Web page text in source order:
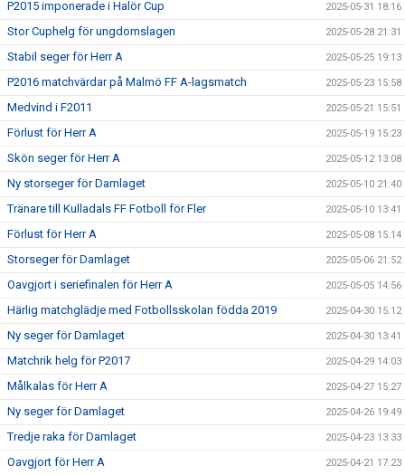
P2015 imponerade i Halör Cup 2025-05-31 18:16
Stor Cuphelg för ungdomslagen 2025-05-28 21:31
Stabil seger för Herr A 2025-05-25 19:13
P2016 matchvärdar på Malmö FF A-lagsmatch 2025-05-23 15:58
Medvind i F2011 2025-05-21 15:51
Förlust för Herr A 2025-05-19 15:23
Skön seger för Herr A 2025-05-12 13:08
Ny storseger för Damlaget 2025-05-10 21:40
Tränare till Kulladals FF Fotboll för Fler 2025-05-10 13:41
Förlust för Herr A 2025-05-08 15:14
Storseger för Damlaget 2025-05-06 21:52
Oavgjort i seriefinalen för Herr A 2025-05-05 14:56
Härlig matchglädje med Fotbollsskolan födda 2019 2025-04-30 15:12
Ny seger för Damlaget 2025-04-30 13:41
Matchrik helg för P2017 2025-04-29 14:03
Målkalas för Herr A 2025-04-27 15:27
Ny seger för Damlaget 2025-04-26 19:49
Tredje raka för Damlaget 2025-04-23 13:33
Oavgjort för Herr A 2025-04-21 17:23